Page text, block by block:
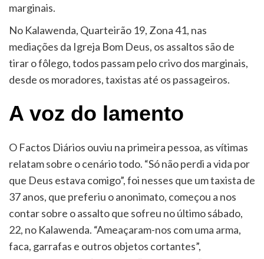
marginais.
No Kalawenda, Quarteirão 19, Zona 41, nas
mediações da Igreja Bom Deus, os assaltos são de
tirar o fôlego, todos passam pelo crivo dos marginais,
desde os moradores, taxistas até os passageiros.
A voz do lamento
O Factos Diários ouviu na primeira pessoa, as vítimas
relatam sobre o cenário todo. “Só não perdi a vida por
que Deus estava comigo”, foi nesses que um taxista de
37 anos, que preferiu o anonimato, começou a nos
contar sobre o assalto que sofreu no último sábado,
22, no Kalawenda. “Ameaçaram-nos com uma arma,
faca, garrafas e outros objetos cortantes”,